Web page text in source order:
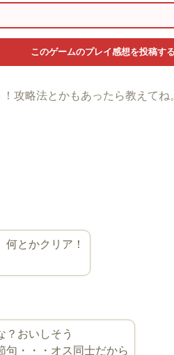
攻略法とかもあったら教えてね。
とかクリア！
？おいしそう
句・・・オス同士だから